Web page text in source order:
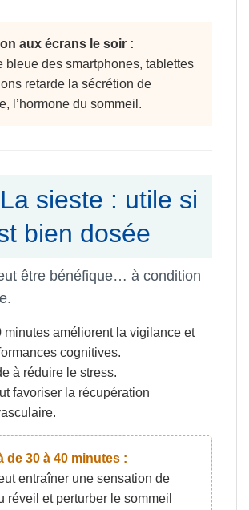
aux écrans le soir :
bleue des smartphones, tablettes
retarde la sécrétion de
l’hormone du sommeil.
sieste : utile si
bien dosée
être bénéfique… à condition
minutes améliorent la vigilance et
cognitives.
à réduire le stress.
favoriser la récupération
de 30 à 40 minutes :
entraîner une sensation de
réveil et perturber le sommeil